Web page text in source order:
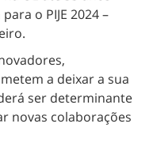
o PIJE 2024 –
a deixar a sua
ser determinante
novas colaborações